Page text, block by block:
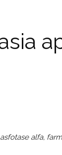
alfa,